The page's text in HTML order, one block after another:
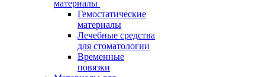
материалы
Гемостатические
материалы
Лечебные средства
для стоматологии
Временные
повязки